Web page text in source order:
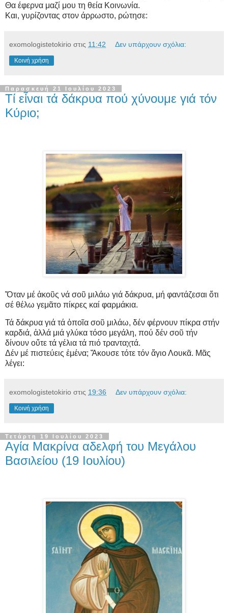
Θα έφερνα μαζί μου τη θεία Κοινωνία.
Και, γυρίζοντας στον άρρωστο, ρώτησε:
exomologistetokirio στις 11:42 Δεν υπάρχουν σχόλια:
Κοινή χρήση
Παρασκευή 21 Ιουλίου 2023
Τί εἶναι τά δάκρυα πού χύνουμε γιά τόν
Κύριο;
Ὅταν μέ ἀκοῦς νά σοῦ μιλάω γιά δάκρυα, μή φαντάζεσαι ὅτι
σέ θέλω γεμᾶτο πίκρες καί φαρμάκια.
Τά δάκρυα γιά τά ὁποῖα σοῦ μιλάω, δέν φέρνουν πίκρα στήν
καρδιά, ἀλλά μιά γλύκα τόσο μεγάλη, πού δέν σοῦ τήν
δίνουν οὔτε τά γέλια τά πιό τρανταχτά.
Δέν μέ πιστεύεις ἐμένα; Ἄκουσε τότε τόν ἅγιο Λουκᾶ. Μᾶς
λέγει:
exomologistetokirio στις 19:36 Δεν υπάρχουν σχόλια:
Κοινή χρήση
Τετάρτη 19 Ιουλίου 2023
Αγία Μακρίνα αδελφή του Μεγάλου
Βασιλείου (19 Ιουλίου)